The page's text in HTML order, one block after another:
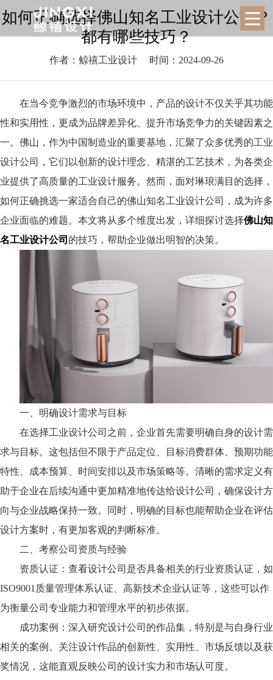
如何正确选择佛山知名工业设计公司？
都有哪些技巧？
作者：鲸禧工业设计 时间：2024-09-26
在当今竞争激烈的市场环境中，产品的设计不仅关乎其功能
性和实用性，更成为品牌差异化、提升市场竞争力的关键因素之
一。佛山，作为中国制造业的重要基地，汇聚了众多优秀的工业
设计公司，它们以创新的设计理念、精湛的工艺技术，为各类企
业提供了高质量的工业设计服务。然而，面对琳琅满目的选择，
如何正确挑选一家适合自己的佛山知名工业设计公司，成为许多
企业面临的难题。本文将从多个维度出发，详细探讨选择佛山知
名工业设计公司 的技巧，帮助企业做出明智的决策。
一、明确设计需求与目标
在选择工业设计公司之前，企业首先需要明确自身的设计需
求与目标。这包括但不限于产品定位、目标消费群体、预期功能
特性、成本预算、时间安排以及市场策略等。清晰的需求定义有
助于企业在后续沟通中更加精准地传达给设计公司，确保设计方
向与企业战略保持一致。同时，明确的目标也能帮助企业在评估
设计方案时，有更加客观的判断标准。
二、考察公司资质与经验
资质认证：查看设计公司是否具备相关的行业资质认证，如
ISO9001质量管理体系认证、高新技术企业认证等，这些可以作
为衡量公司专业能力和管理水平的初步依据。
成功案例：深入研究设计公司的作品集，特别是与自身行业
相关的案例。关注设计作品的创新性、实用性、市场反馈以及获
奖情况，这能直观反映公司的设计实力和市场认可度。